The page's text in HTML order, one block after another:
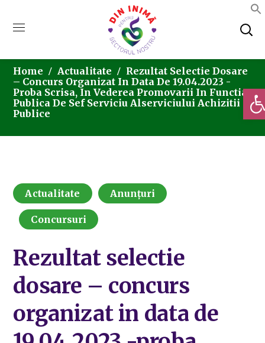
Home Actualitate
Rezultat Selectie Dosare
– Concurs Organizat In Data De 19.04.2023 -
Proba Scrisa, In Vederea Promovarii In Functia
Publica De Sef Serviciu Alserviciului Achizitii
Publice
Actualitate Anunțuri
Concursuri
Rezultat selectie
dosare – concurs
organizat in data de